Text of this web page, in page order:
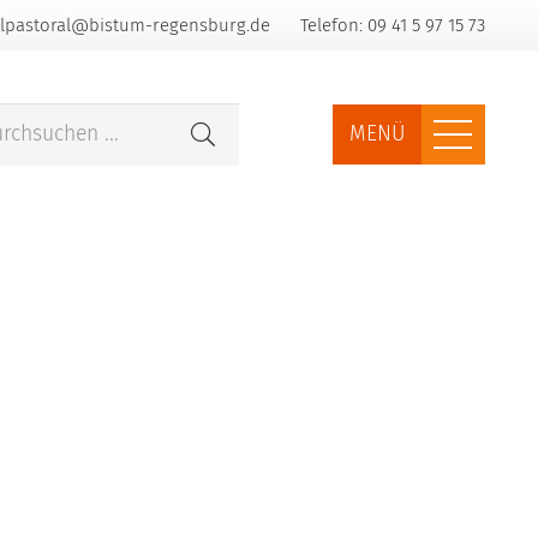
regensburg.de Telefon: 09 41 5 97 15 73
MENÜ